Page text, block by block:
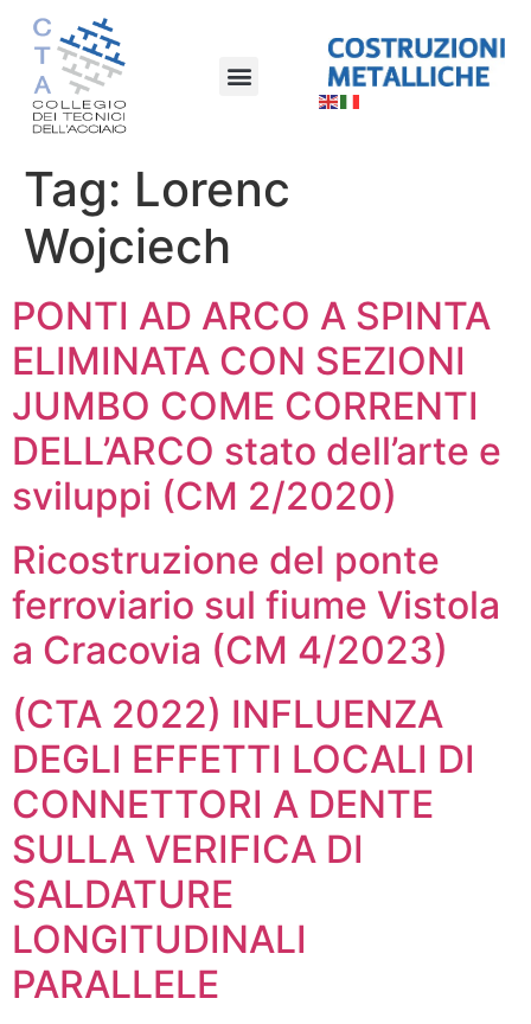
Tag: Lorenc
Wojciech
PONTI AD ARCO A SPINTA
ELIMINATA CON SEZIONI
JUMBO COME CORRENTI
DELL’ARCO stato dell’arte e
sviluppi (CM 2/2020)
Ricostruzione del ponte
ferroviario sul fiume Vistola
a Cracovia (CM 4/2023)
(CTA 2022) INFLUENZA
DEGLI EFFETTI LOCALI DI
CONNETTORI A DENTE
SULLA VERIFICA DI
SALDATURE
LONGITUDINALI
PARALLELE